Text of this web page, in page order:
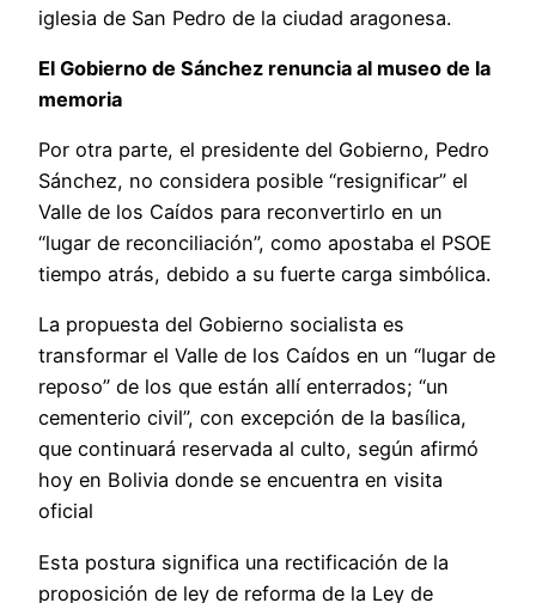
iglesia de San Pedro de la ciudad aragonesa.
El Gobierno de Sánchez renuncia al museo de la
memoria
Por otra parte, el presidente del Gobierno, Pedro
Sánchez, no considera posible “resignificar” el
Valle de los Caídos para reconvertirlo en un
“lugar de reconciliación”, como apostaba el PSOE
tiempo atrás, debido a su fuerte carga simbólica.
La propuesta del Gobierno socialista es
transformar el Valle de los Caídos en un “lugar de
reposo” de los que están allí enterrados; “un
cementerio civil”, con excepción de la basílica,
que continuará reservada al culto, según afirmó
hoy en Bolivia donde se encuentra en visita
oficial
Esta postura significa una rectificación de la
proposición de ley de reforma de la Ley de